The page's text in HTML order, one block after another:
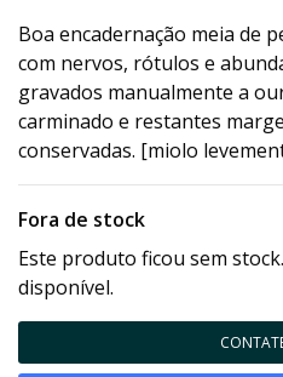
Boa encadernação meia de
com nervos, rótulos e
gravados manualmente a
carminado e restantes
conservadas. [miolo
Fora de stock
Este produto ficou sem
disponível.